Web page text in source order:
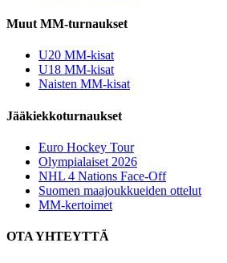
Muut MM-turnaukset
U20 MM-kisat
U18 MM-kisat
Naisten MM-kisat
Jääkiekkoturnaukset
Euro Hockey Tour
Olympialaiset 2026
NHL 4 Nations Face-Off
Suomen maajoukkueiden ottelut
MM-kertoimet
OTA YHTEYTTÄ